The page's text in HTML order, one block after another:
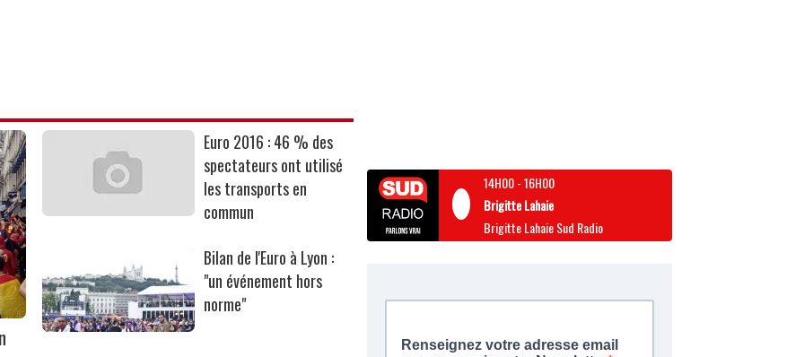
Euro 2016 : 46 % des
spectateurs ont utilisé
les transports en
commun
Bilan de l'Euro à Lyon :
"un événement hors
norme"
14H00-16H00
Brigitte Lahaie
Brigitte Lahaie Sud Radio